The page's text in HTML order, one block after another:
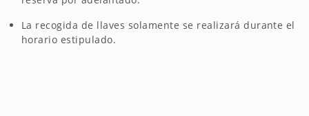
La recogida de llaves solamente se realizará durante el
horario estipulado.